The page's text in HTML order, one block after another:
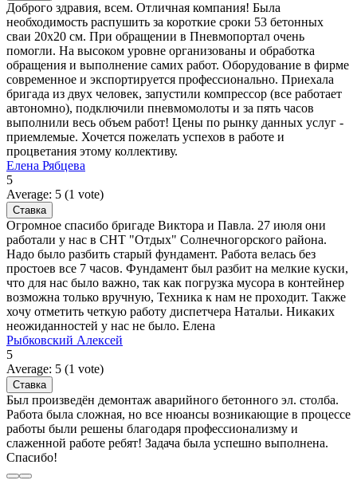
Доброго здравия, всем. Отличная компания! Была
необходимость распушить за короткие сроки 53 бетонных
сваи 20х20 см. При обращении в Пневмопортал очень
помогли. На высоком уровне организованы и обработка
обращения и выполнение самих работ. Оборудование в фирме
современное и экспортируется профессионально. Приехала
бригада из двух человек, запустили компрессор (все работает
автономно), подключили пневмомолоты и за пять часов
выполнили весь объем работ! Цены по рынку данных услуг -
приемлемые. Хочется пожелать успехов в работе и
процветания этому коллективу.
Елена Рябцева
5
Average: 5 (1 vote)
Огромное спасибо бригаде Виктора и Павла. 27 июля они
работали у нас в СНТ "Отдых" Солнечногорского района.
Надо было разбить старый фундамент. Работа велась без
простоев все 7 часов. Фундамент был разбит на мелкие куски,
что для нас было важно, так как погрузка мусора в контейнер
возможна только вручную, Техника к нам не проходит. Также
хочу отметить четкую работу диспетчера Натальи. Никаких
неожиданностей у нас не было. Елена
Рыбковский Алексей
5
Average: 5 (1 vote)
Был произведён демонтаж аварийного бетонного эл. столба.
Работа была сложная, но все нюансы возникающие в процессе
работы были решены благодаря профессионализму и
слаженной работе ребят! Задача была успешно выполнена.
Спасибо!